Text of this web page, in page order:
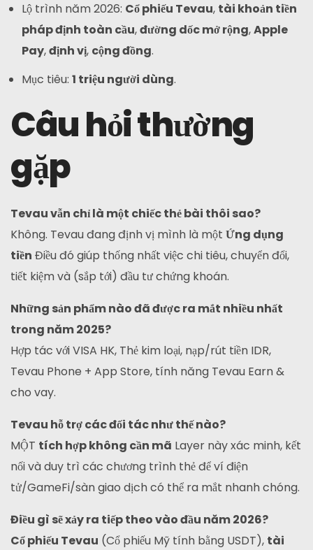
Lộ trình năm 2026: Cổ phiếu Tevau, tài khoản tiền
pháp định toàn cầu,đường dốc mở rộng,Apple
Pay,định vị, cộng đồng.
Mục tiêu: 1 triệu người dùng.
Câu hỏi thường
gặp
Tevau vẫn chỉ là một chiếc thẻ bài thôi sao?
Không. Tevau đang định vị mình là một Ứng dụng
tiền Điều đó giúp thống nhất việc chi tiêu, chuyển đổi,
tiết kiệm và (sắp tới) đầu tư chứng khoán.
Những sản phẩm nào đã được ra mắt nhiều nhất
trong năm 2025?
Hợp tác với VISA HK, Thẻ kim loại, nạp/rút tiền IDR,
Tevau Phone + App Store, tính năng Tevau Earn &
cho vay.
Tevau hỗ trợ các đối tác như thế nào?
MỘT tích hợp không cần mã Layer này xác minh, kết
nối và duy trì các chương trình thẻ để ví điện
tử/GameFi/sàn giao dịch có thể ra mắt nhanh chóng.
Điều gì sẽ xảy ra tiếp theo vào đầu năm 2026?
Cổ phiếu Tevau (Cổ phiếu Mỹ tính bằng USDT), tài